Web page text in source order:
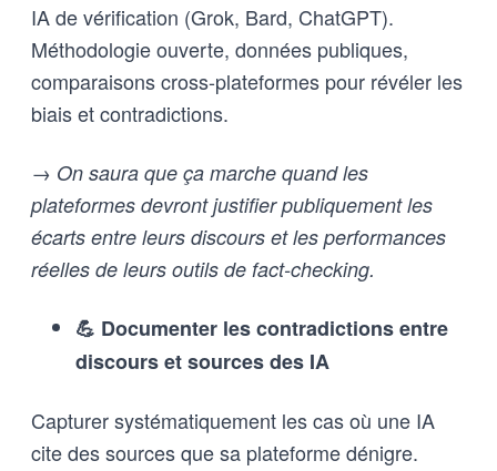
IA de vérification (Grok, Bard, ChatGPT).
Méthodologie ouverte, données publiques,
comparaisons cross-plateformes pour révéler les
biais et contradictions.
→ On saura que ça marche quand les
plateformes devront justifier publiquement les
écarts entre leurs discours et les performances
réelles de leurs outils de fact-checking.
💪 Documenter les contradictions entre
discours et sources des IA
Capturer systématiquement les cas où une IA
cite des sources que sa plateforme dénigre.